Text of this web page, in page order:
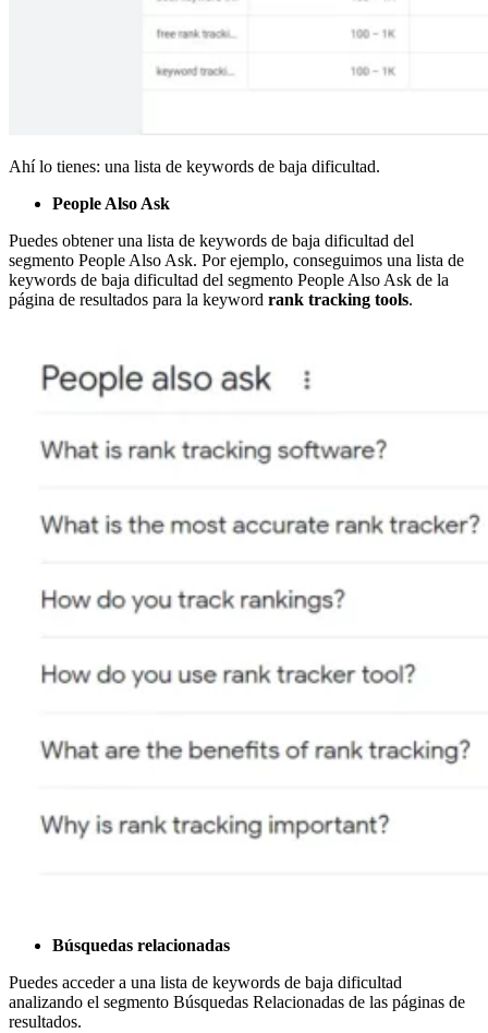
Ahí lo tienes: una lista de keywords de baja dificultad.
People Also Ask
Puedes obtener una lista de keywords de baja dificultad del
segmento People Also Ask. Por ejemplo, conseguimos una lista de
keywords de baja dificultad del segmento People Also Ask de la
página de resultados para la keyword rank tracking tools.
Búsquedas relacionadas
Puedes acceder a una lista de keywords de baja dificultad
analizando el segmento Búsquedas Relacionadas de las páginas de
resultados.